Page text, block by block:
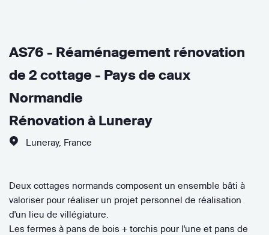
AS76 - Réaménagement rénovation
de 2 cottage - Pays de caux
Normandie
Rénovation à Luneray
Luneray, France
Deux cottages normands composent un ensemble bâti à
valoriser pour réaliser un projet personnel de réalisation
d'un lieu de villégiature.
Les fermes à pans de bois + torchis pour l'une et pans de